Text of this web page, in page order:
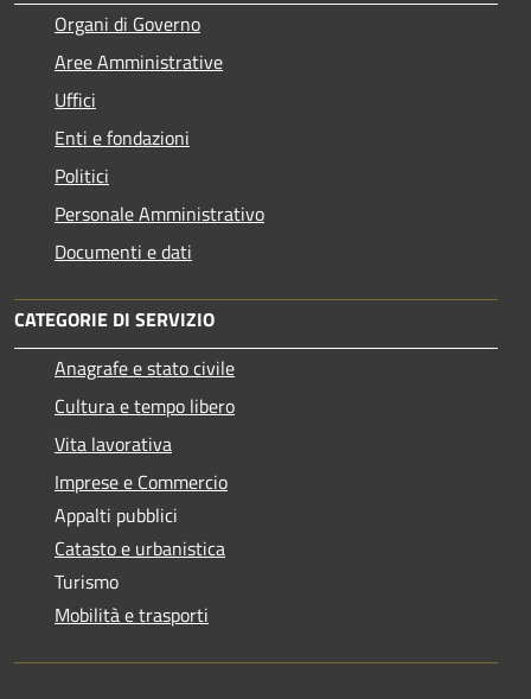
Organi di Governo
Aree Amministrative
Uffici
Enti e fondazioni
Politici
Personale Amministrativo
Documenti e dati
CATEGORIE DI SERVIZIO
Anagrafe e stato civile
Cultura e tempo libero
Vita lavorativa
Imprese e Commercio
Appalti pubblici
Catasto e urbanistica
Turismo
Mobilità e trasporti